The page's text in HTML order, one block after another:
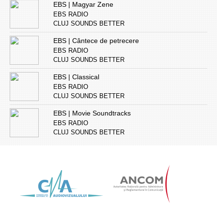
EBS | Magyar Zene
EBS RADIO
CLUJ SOUNDS BETTER
EBS | Cântece de petrecere
EBS RADIO
CLUJ SOUNDS BETTER
EBS | Classical
EBS RADIO
CLUJ SOUNDS BETTER
EBS | Movie Soundtracks
EBS RADIO
CLUJ SOUNDS BETTER